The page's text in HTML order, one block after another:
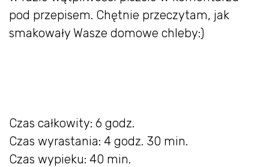
pod przepisem. Chętnie przeczytam, jak
smakowały Wasze domowe chleby:)
Czas całkowity: 6 godz.
Czas wyrastania: 4 godz. 30 min.
Czas wypieku: 40 min.